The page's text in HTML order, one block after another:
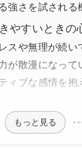
強さを試される
やすいときの
スや無理が続い
が散漫になって
ィブな感情を抱
もっと見る